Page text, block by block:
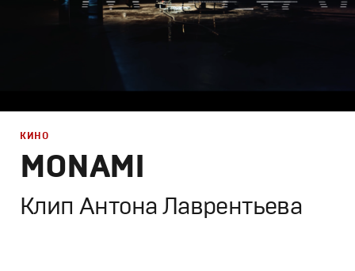
MONAMI
Клип Антона Лаврентьева
КИНО